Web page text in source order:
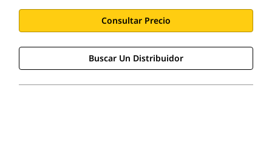
Consultar Precio
Buscar Un Distribuidor